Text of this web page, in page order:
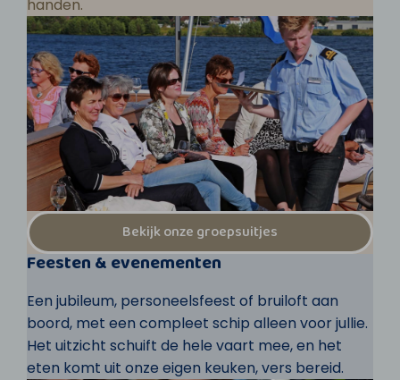
handen.
Bekijk onze groepsuitjes
Feesten & evenementen
Een jubileum, personeelsfeest of bruiloft aan
boord, met een compleet schip alleen voor jullie.
Het uitzicht schuift de hele vaart mee, en het
eten komt uit onze eigen keuken, vers bereid.